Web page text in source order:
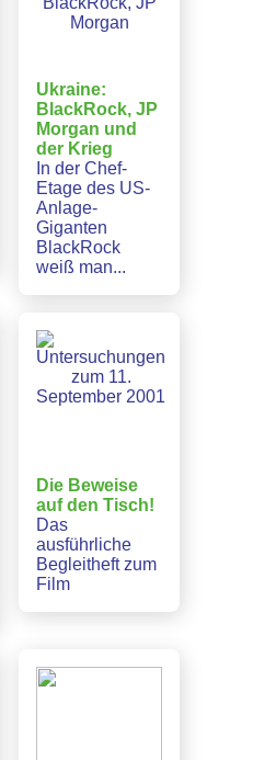
Ukraine:
BlackRock, JP
Morgan und
der Krieg
In der Chef-
Etage des US-
Anlage-
Giganten
BlackRock
weiß man...
Die Beweise
auf den Tisch!
Das
ausführliche
Begleitheft zum
Film